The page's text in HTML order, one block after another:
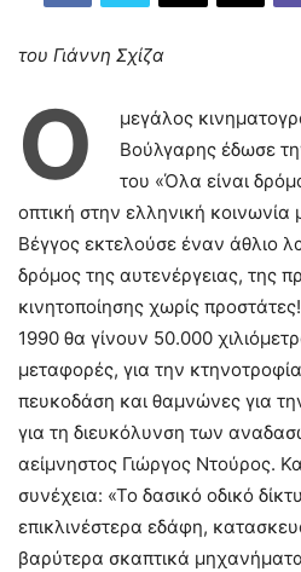
του Γιάννη Σχίζα
Ο
μεγάλος
Βούλγαρης έδωσε
του «Όλα είναι
οπτική στην ελληνική κοινωνία
Βέγγος εκτελούσε έναν άθλιο
δρόμος της αυτενέργειας, της
κινητοποίησης χωρίς
1990 θα γίνουν 50.000
μεταφορές, για την
πευκοδάση και θαμνώνες για
για τη διευκόλυνση των
αείμνηστος Γιώργος Ντούρος.
συνέχεια: «Το δασικό οδικό
επικλινέστερα εδάφη,
βαρύτερα σκαπτικά